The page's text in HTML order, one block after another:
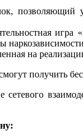
на
получить
сетевого